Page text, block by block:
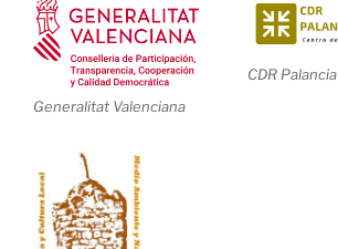
Generalitat Valenciana
CDR Palancia